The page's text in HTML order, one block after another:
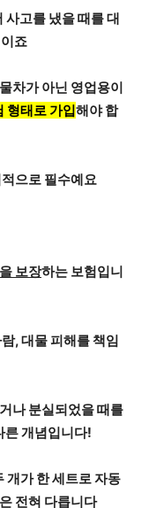
사고를 냈을 때를 대
죠
차가 아닌 영업용이
형태로 가입해야 합
으로 필수예요
보장하는 보험입니
, 대물 피해를 책임
나 분실되었을 때를
른 개념입니다!
개가 한 세트로 자동
전혀 다릅니다